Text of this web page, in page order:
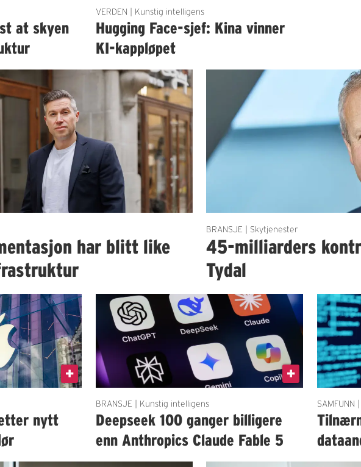
at skyen
VERDEN | Kunstig intelligens
Hugging Face-sjef: Kina vinner
KI-kappløpet
har blitt like
BRANSJE | Skytjenester
45-milliarders
Tydal
nytt
BRANSJE | Kunstig intelligens
Deepseek 100 ganger billigere
enn Anthropics Claude Fable 5
SAMFUNN